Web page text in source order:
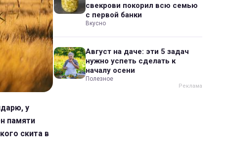
у
памяти
скита в
свекрови покорил всю семью
с первой банки
Вкусно
Август на даче: эти 5 задач
нужно успеть сделать к
началу осени
Полезное